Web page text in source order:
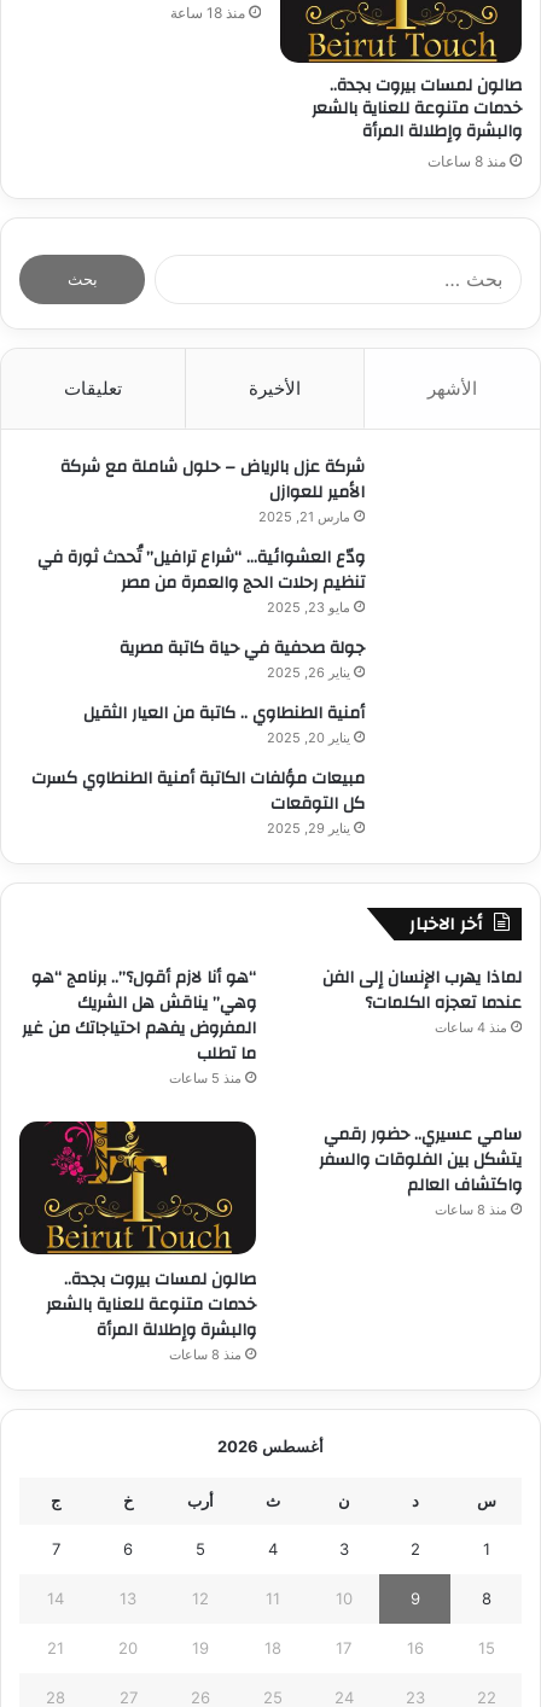
صالون لمسات بيروت بجدة..
خدمات متنوعة للعناية بالشعر
والبشرة وإطلالة المرأة
منذ 8 ساعات
منذ 18 ساعة
الأشهر الأخيرة تعليقات
شركة عزل بالرياض – حلول شاملة مع شركة
الأمير للعوازل
مارس 21, 2025
ودّع العشوائية… “شراع ترافيل” تُحدث ثورة في
تنظيم رحلات الحج والعمرة من مصر
مايو 23, 2025
جولة صحفية في حياة كاتبة مصرية
يناير 26, 2025
أمنية الطنطاوي .. كاتبة من العيار الثقيل
يناير 20, 2025
مبيعات مؤلفات الكاتبة أمنية الطنطاوي كسرت
كل التوقعات
يناير 29, 2025
أخر الاخبار
لماذا يهرب الإنسان إلى الفن
عندما تعجزه الكلمات؟
منذ 4 ساعات
“هو أنا لازم أقول؟”.. برنامج “هو
وهي” يناقش هل الشريك
المفروض يفهم احتياجاتك من غير
ما تطلب
منذ 5 ساعات
سامي عسيري.. حضور رقمي
يتشكل بين الفلوقات والسفر
واكتشاف العالم
منذ 8 ساعات
صالون لمسات بيروت بجدة..
خدمات متنوعة للعناية بالشعر
والبشرة وإطلالة المرأة
منذ 8 ساعات
أغسطس 2026
س د ن ث أرب خ ج
1
2
3
4
5
6
7
8
9
10
11
12
13
14
15
16
17
18
19
20
21
22
23
24
25
26
27
28